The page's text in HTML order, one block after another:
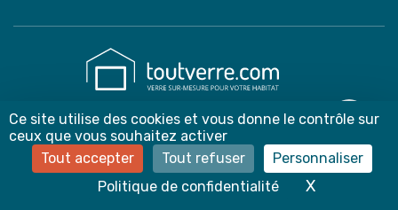
Ce site utilise des cookies et vous donne le contrôle sur
ceux que vous souhaitez activer
Tout accepter
Tout refuser
Personnaliser
Politique de confidentialité
X
contact@toutverre.com
03 59 22 99 17 ou 07 83 44 75 54
Du lundi au vendredi de 8h à 12h et de 13h30 à 18h